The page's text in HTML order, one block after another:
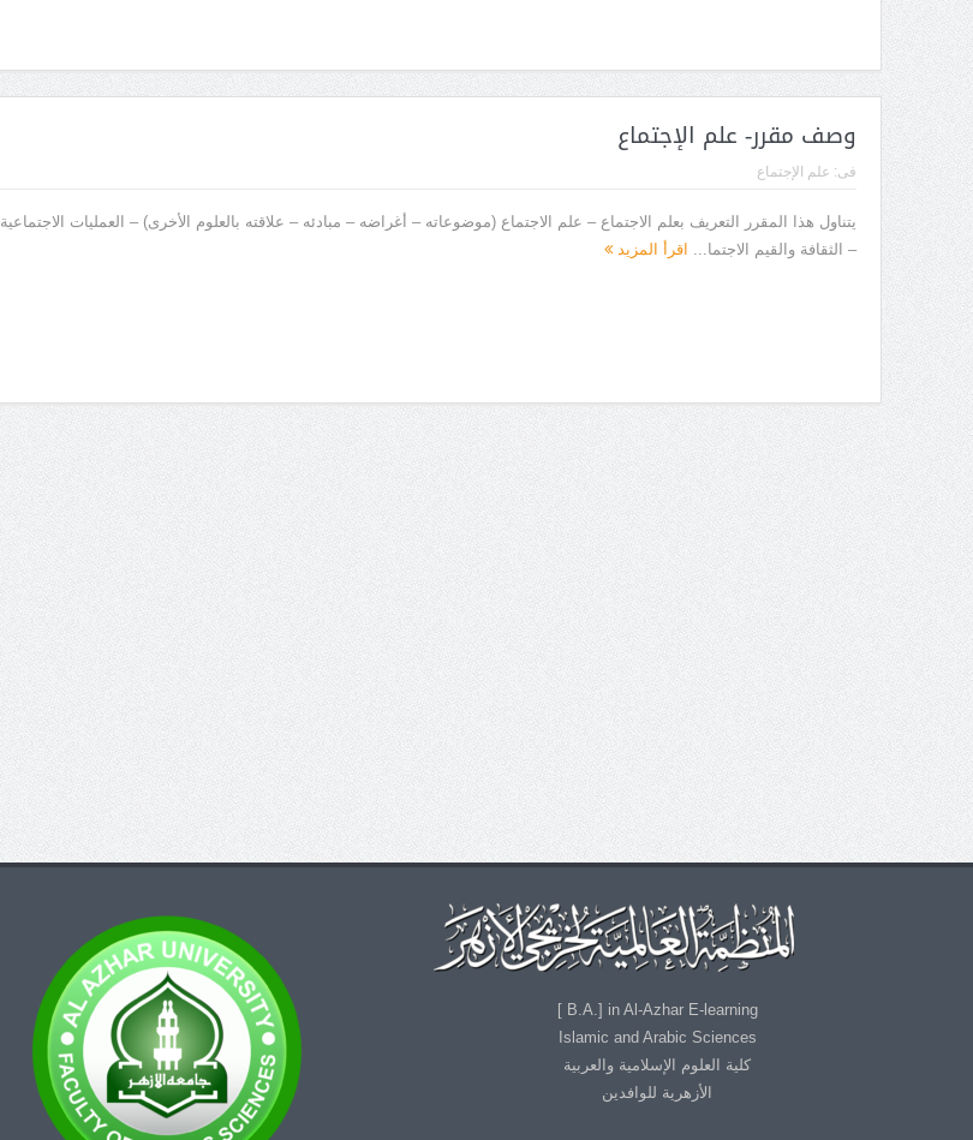
وصف مقرر- علم الإجتماع
فى: علم الإجتماع
يتناول هذا المقرر التعريف بعلم الاجتماع – علم الاجتماع (موضوعاته – أغراضه – مبادئه – علاقته بالعلوم الأخرى) – العمليات الاجتماعية
– الثقافة والقيم الاجتما... اقرأ المزيد
B.A.] in Al-Azhar E-learning ]
Islamic and Arabic Sciences
كلية العلوم الإسلامية والعربية
الأزهرية للوافدين